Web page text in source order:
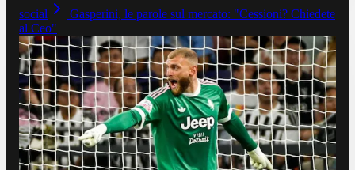
social
Gasperini, le parole sul mercato: "Cessioni? Chiedete
al Ceo"